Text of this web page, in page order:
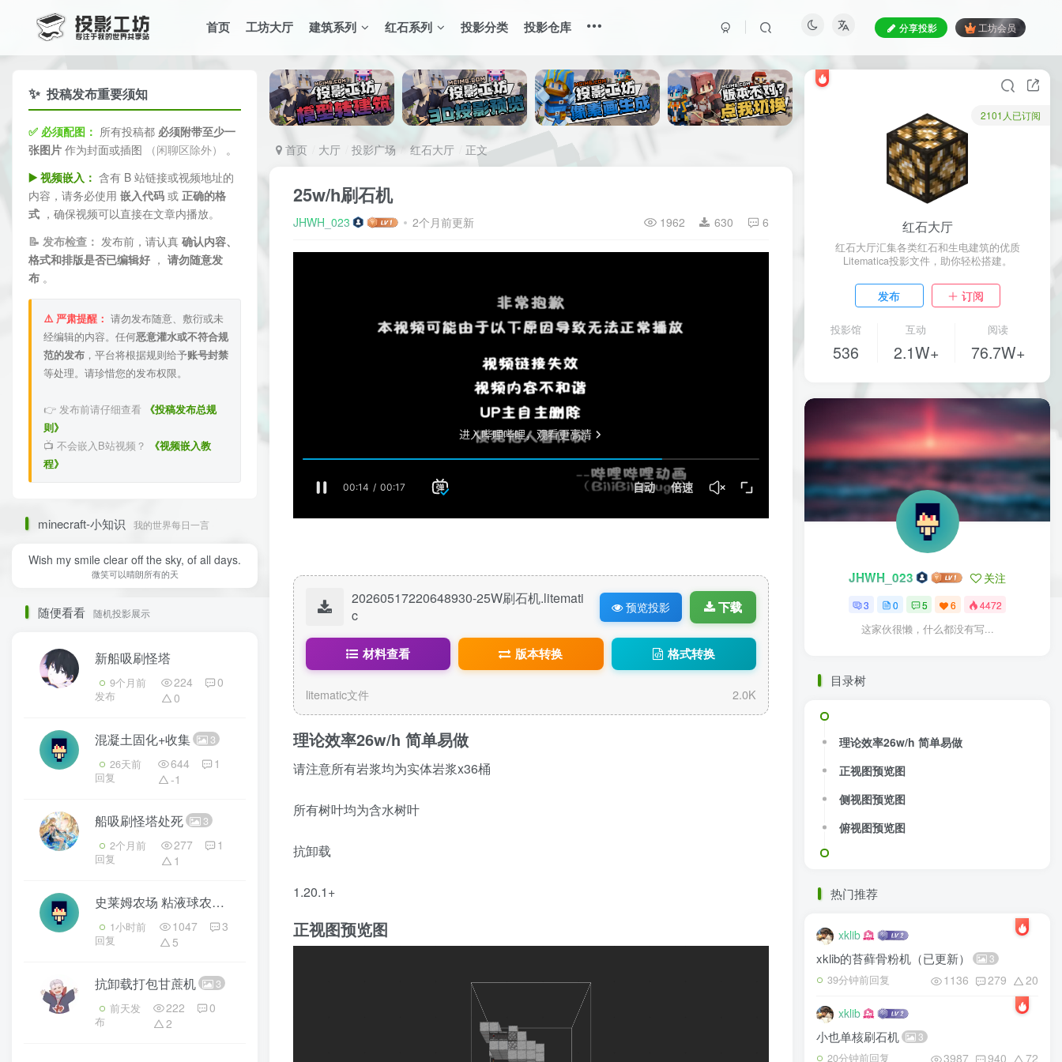
首页 工坊大厅 建筑系列 红石系列 投影分类 投影仓库 分享投影 工坊会员
✨ 投稿发布重要须知
✅ 必须配图： 所有投稿都 必须附带至少一
张图片 作为封面或插图 （闲聊区除外） 。
▶️ 视频嵌入： 含有 B 站链接或视频地址的
内容，请务必使用 嵌入代码 或 正确的格
式 ，确保视频可以直接在文章内播放。
📝 发布检查： 发布前，请认真 确认内容、
格式和排版是否已编辑好 ， 请勿随意发
布 。
⚠️ 严肃提醒： 请勿发布随意、敷衍或未
经编辑的内容。任何恶意灌水或不符合规
范的发布 ，平台将根据规则给予账号封禁
等处理。请珍惜您的发布权限。
👉 发布前请仔细查看 《投稿发布总规
则》
📺 不会嵌入B站视频？
《视频嵌入教
程》
minecraft-小知识 我的世界每日一言
Wish my smile clear off the sky, of all days.
微笑可以晴朗所有的天
随便看看 随机投影展示
新船吸刷怪塔
9个月前
发布
224
0
0
混凝土固化+收集 3
26天前
回复
644
1
-1
船吸刷怪塔处死 3
2个月前
回复
277
1
1
史莱姆农场 粘液球农场
1小时前
回复
1047
3
5
抗卸载打包甘蔗机 3
前天发
布
222
0
2
首页 大厅 投影广场 红石大厅 正文
25w/h刷石机
JHWH_023 2个月前更新 1962 630 6
20260517220648930-25W刷石机.litemati
c
预览投影 下载
材料查看 版本转换 格式转换
litematic文件 2.0K
理论效率26w/h 简单易做
请注意所有岩浆均为实体岩浆x36桶
所有树叶均为含水树叶
抗卸载
1.20.1+
正视图预览图
2101人已订阅
红石大厅
红石大厅汇集各类红石和生电建筑的优质
Litematica投影文件，助你轻松搭建。
发布 订阅
投影馆
536
互动
2.1W+
阅读
76.7W+
JHWH_023 关注
3 0 5 6 4472
这家伙很懒，什么都没有写...
目录树
理论效率26w/h 简单易做
正视图预览图
侧视图预览图
俯视图预览图
热门推荐
xklib
xklib的苔藓骨粉机（已更新） 3
39分钟前回复 1136 279 20
xklib
小也单核刷石机 3
20分钟前回复 3987 940 72